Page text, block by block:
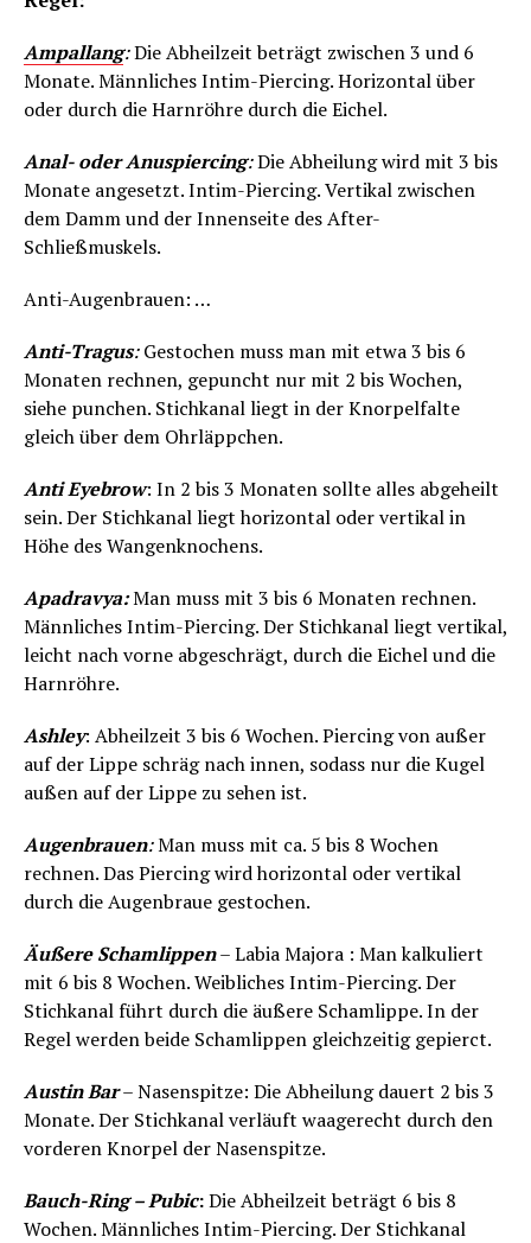
Ampallang:Die Abheilzeit beträgt zwischen 3 und 6
Monate. Männliches Intim-Piercing. Horizontal über
oder durch die Harnröhre durch die Eichel.
Anal- oder Anuspiercing:Die Abheilung wird mit 3 bis
Monate angesetzt. Intim-Piercing. Vertikal zwischen
dem Damm und der Innenseite des After-
Schließmuskels.
Anti-Augenbrauen: …
Anti-Tragus:Gestochen muss man mit etwa 3 bis 6
Monaten rechnen, gepuncht nur mit 2 bis Wochen,
siehe punchen. Stichkanal liegt in der Knorpelfalte
gleich über dem Ohrläppchen.
Anti Eyebrow: In 2 bis 3 Monaten sollte alles abgeheilt
sein. Der Stichkanal liegt horizontal oder vertikal in
Höhe des Wangenknochens.
Apadravya:Man muss mit 3 bis 6 Monaten rechnen.
Männliches Intim-Piercing. Der Stichkanal liegt vertikal,
leicht nach vorne abgeschrägt, durch die Eichel und die
Harnröhre.
Ashley: Abheilzeit 3 bis 6 Wochen. Piercing von außer
auf der Lippe schräg nach innen, sodass nur die Kugel
außen auf der Lippe zu sehen ist.
Augenbrauen:Man muss mit ca. 5 bis 8 Wochen
rechnen. Das Piercing wird horizontal oder vertikal
durch die Augenbraue gestochen.
Äußere Schamlippen– Labia Majora : Man kalkuliert
mit 6 bis 8 Wochen. Weibliches Intim-Piercing. Der
Stichkanal führt durch die äußere Schamlippe. In der
Regel werden beide Schamlippen gleichzeitig gepierct.
Austin Bar– Nasenspitze: Die Abheilung dauert 2 bis 3
Monate. Der Stichkanal verläuft waagerecht durch den
vorderen Knorpel der Nasenspitze.
Bauch-Ring – Pubic:Die Abheilzeit beträgt 6 bis 8
Wochen. Männliches Intim-Piercing. Der Stichkanal